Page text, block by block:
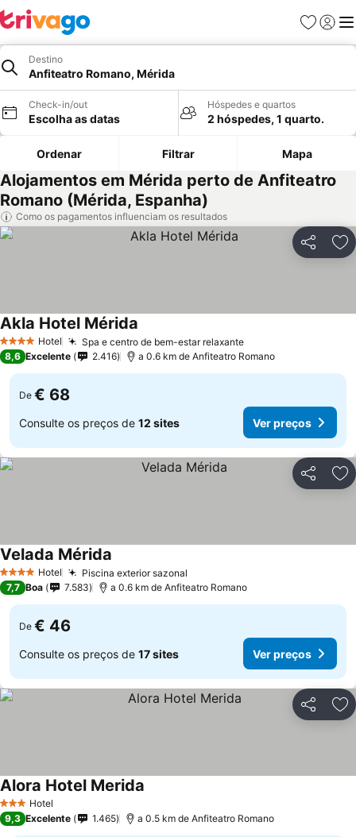
Favoritos
Iniciar
Destino
Anfiteatro Romano, Mérida
Check-in/out
Escolha as datas
Hóspedes e quartos
2 hóspedes, 1 quarto.
Ordenar Filtrar Mapa
Alojamentos em Mérida perto de Anfiteatro
Romano (Mérida, Espanha)
Como os pagamentos influenciam os resultados
Partilhar
4 EstrelasHotel Spa e centro de bem-estar relaxanteVer preços
Akla Hotel Mérida
8,6 Excelente 2.416 a 0.6 km de Anfiteatro Romano
De € 68
Consulte os preços de 12 sites Ver preços
Partilhar
4 EstrelasHotel Piscina exterior sazonal
Velada Mérida
7,7 Boa 7.583 a 0.6 km de Anfiteatro Romano
De € 46
Consulte os preços de 17 sites Ver preços
Partilhar
3 EstrelasHotel
Alora Hotel Merida
9,3 Excelente 1.465 a 0.5 km de Anfiteatro Romano